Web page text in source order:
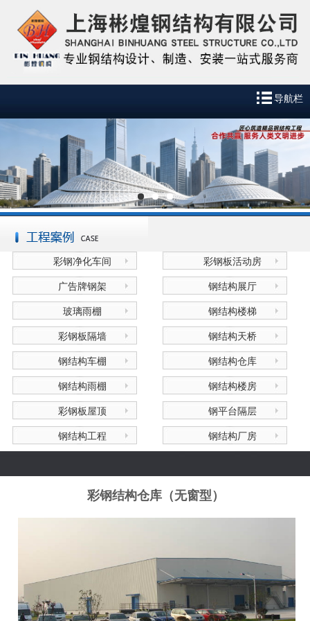
导航栏
彩钢净化车间
彩钢板活动房
广告牌钢架
钢结构展厅
玻璃雨棚
钢结构楼梯
彩钢板隔墙
钢结构天桥
钢结构车棚
钢结构仓库
钢结构雨棚
钢结构楼房
彩钢板屋顶
钢平台隔层
钢结构工程
钢结构厂房
彩钢结构仓库（无窗型）